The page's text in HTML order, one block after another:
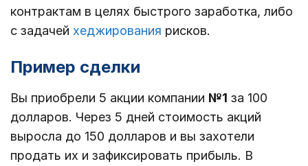
контрактам в целях быстрого заработка, либо
с задачей хеджирования рисков.
Пример сделки
Вы приобрели 5 акции компании №1 за 100
долларов. Через 5 дней стоимость акций
выросла до 150 долларов и вы захотели
продать их и зафиксировать прибыль. В